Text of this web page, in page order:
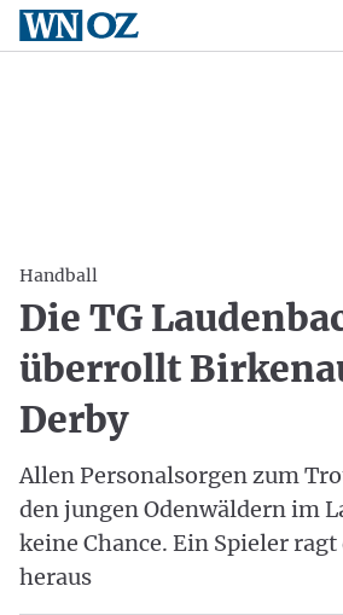
Handball
Die TG
überrollt
Derby
Allen Personalsorgen zum
den jungen Odenwäldern im
keine Chance. Ein Spieler
heraus